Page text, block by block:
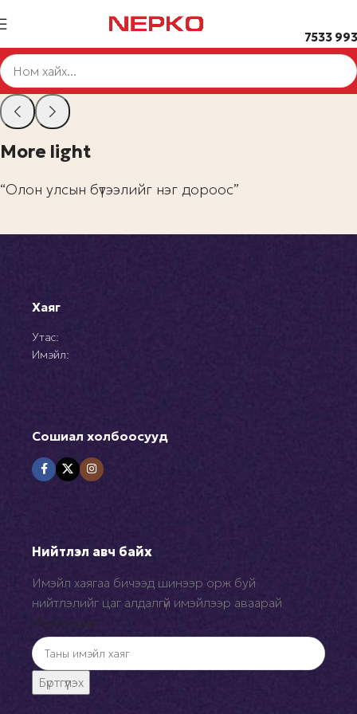
7533
More light
“Олон улсын бүтээлийг нэг дороос”
Хаяг
Утас:
Имэйл:
Сошиал холбоосууд
Нийтлэл авч байх
Имэйл хаягаа бичээд шинээр орж буй
нийтлэлийг цаг алдалгүй имэйлээр аваарай
Имэйл хаяг
Бүртгүүлэх